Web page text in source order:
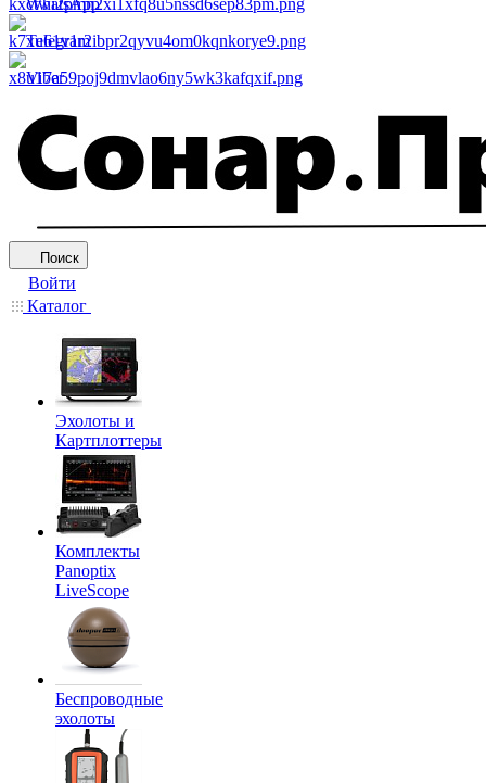
WhatsApp
Telegram
Viber
Поиск
Войти
Каталог
Эхолоты и
Картплоттеры
Комплекты
Panoptix
LiveScope
Беспроводные
эхолоты